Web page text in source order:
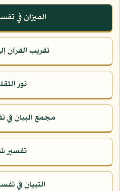
الميزان في
تقريب القرآن
نور
مجمع البيان في
تفسير
التبيان في